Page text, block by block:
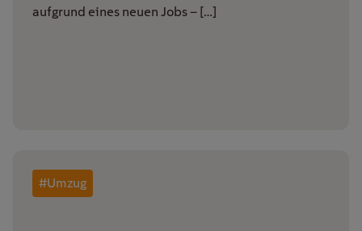
aufgrund eines neuen Jobs – […]
#Umzug